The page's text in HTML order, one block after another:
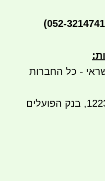
(052-
:
- כל החברות
העברה בנקאית לחשבון 12230, בנק הפועלים